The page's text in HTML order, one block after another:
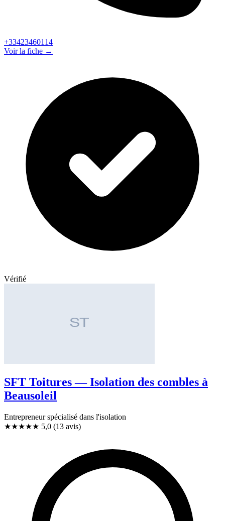
+33423460114
Voir la fiche →
Vérifié
SFT Toitures — Isolation des combles à
Beausoleil
Entrepreneur spécialisé dans l'isolation
★★★★★ 5,0 (13 avis)